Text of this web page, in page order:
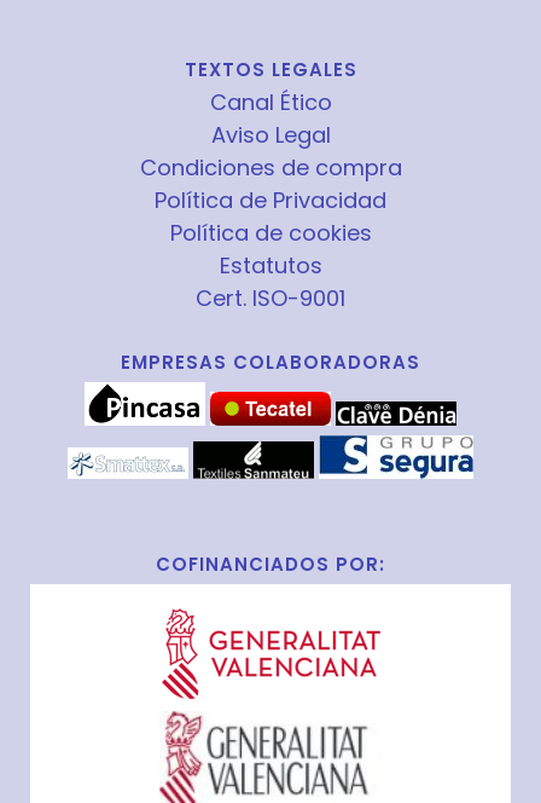
TEXTOS LEGALES
Canal Ético
Aviso Legal
Condiciones de compra
Política de Privacidad
Política de cookies
Estatutos
Cert. ISO-9001
EMPRESAS COLABORADORAS
COFINANCIADOS POR: